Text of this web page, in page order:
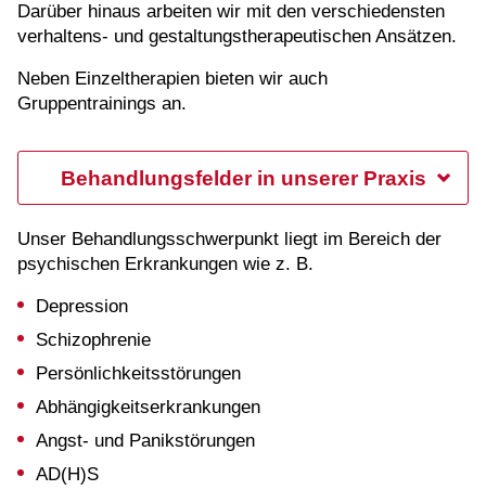
Darüber hinaus arbeiten wir mit den verschiedensten
verhaltens- und gestaltungstherapeutischen Ansätzen.
Neben Einzeltherapien bieten wir auch
Gruppentrainings an.
Behandlungsfelder in unserer Praxis
Unser Behandlungsschwerpunkt liegt im Bereich der
psychischen Erkrankungen wie z. B.
Depression
Schizophrenie
Persönlichkeitsstörungen
Abhängigkeitserkrankungen
Angst- und Panikstörungen
AD(H)S